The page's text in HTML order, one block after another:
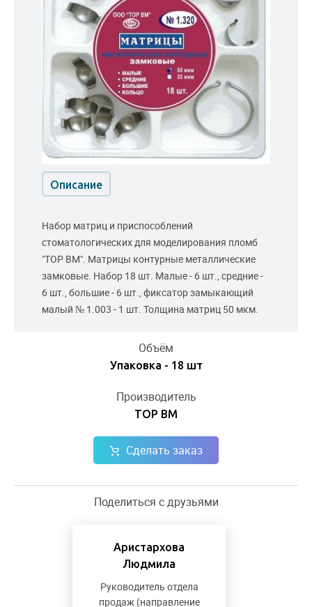
Объём
Упаковка - 18 шт
Производитель
ТОР ВМ
Сделать заказ
Поделиться с друзьями
Аристархова
Людмила
Руководитель отдела
продаж (направление
Описание
Набор матриц и приспособлений
стоматологических для моделирования пломб
"ТОР ВМ". Матрицы контурные металлические
замковые. Набор 18 шт. Малые - 6 шт., средние -
6 шт., большие - 6 шт., фиксатор замыкающий
малый № 1.003 - 1 шт. Толщина матриц 50 мкм.